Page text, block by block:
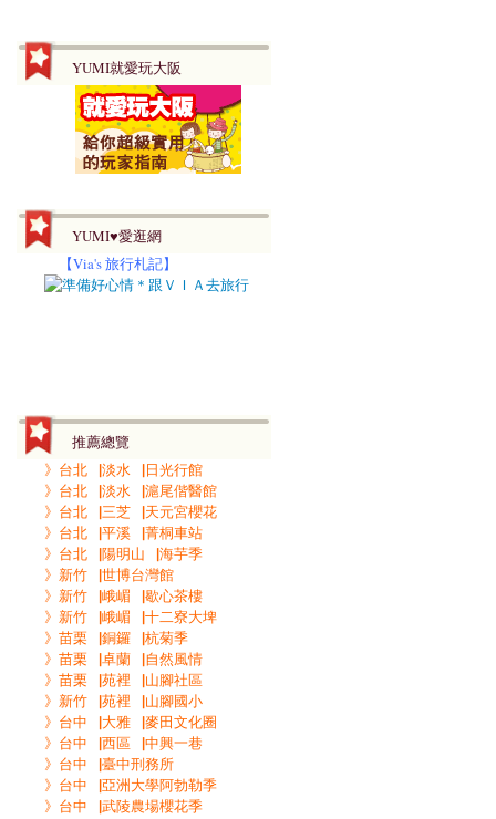
YUMI就愛玩大阪
YUMI♥愛逛網
【Via's 旅行札記】
推薦總覽
》台北▕淡水▕日光行館
》台北▕淡水▕滬尾偕醫館
》台北▕三芝▕天元宮櫻花
》台北▕平溪▕菁桐車站
》台北▕陽明山▕海芋季
》新竹▕世博台灣館
》新竹▕峨嵋▕歇心茶樓
》新竹▕峨嵋▕十二寮大埤
》苗栗▕銅鑼▕杭菊季
》苗栗▕卓蘭▕自然風情
》苗栗▕苑裡▕山腳社區
》新竹▕苑裡▕山腳國小
》台中▕大雅▕麥田文化圈
》台中▕西區▕中興一巷
》台中▕臺中刑務所
》台中▕亞洲大學阿勃勒季
》台中▕武陵農場櫻花季